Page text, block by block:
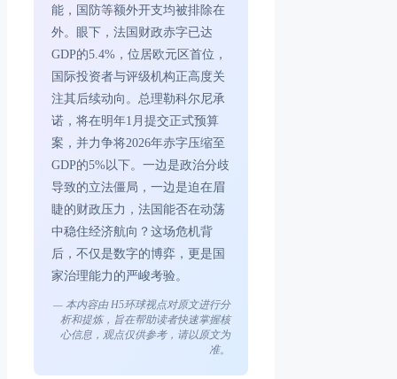
能，国防等额外开支均被排除在
外。眼下，法国财政赤字已达
GDP的5.4%，位居欧元区首位，
国际投资者与评级机构正高度关
注其后续动向。总理勒科尔尼承
诺，将在明年1月提交正式预算
案，并力争将2026年赤字压缩至
GDP的5%以下。一边是政治分歧
导致的立法僵局，一边是迫在眉
睫的财政压力，法国能否在动荡
中稳住经济航向？这场危机背
后，不仅是数字的博弈，更是国
家治理能力的严峻考验。
— 本内容由 H5环球视点对原文进行分
析和提炼，旨在帮助读者快速掌握核
心信息，观点仅供参考，请以原文为
准。